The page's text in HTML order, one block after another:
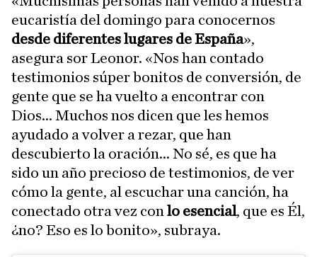
eucaristía del domingo para conocernos
desde diferentes lugares de España»,
asegura sor Leonor. «Nos han contado
testimonios súper bonitos de conversión, de
gente que se ha vuelto a encontrar con
Dios... Muchos nos dicen que les hemos
ayudado a volver a rezar, que han
descubierto la oración... No sé, es que ha
sido un año precioso de testimonios, de ver
cómo la gente, al escuchar una canción, ha
conectado otra vez conlo esencial, que es Él,
¿no? Eso es lo bonito», subraya.